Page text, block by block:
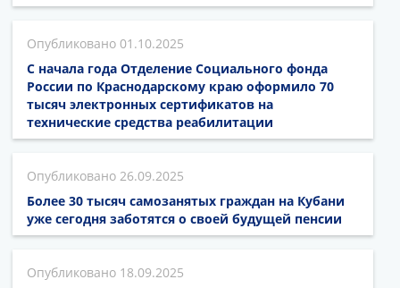
01.10.2025
С начала года Отделение Социального фонда
России по Краснодарскому краю оформило 70
тысяч электронных сертификатов на
технические средства реабилитации
26.09.2025
Более 30 тысяч самозанятых граждан на Кубани
уже сегодня заботятся о своей будущей пенсии
18.09.2025